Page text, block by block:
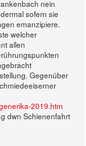
nein
sofern sie
emanzipiere.
welcher
allen
Gegenüber
2019.htm
dwn Schienenfahrt